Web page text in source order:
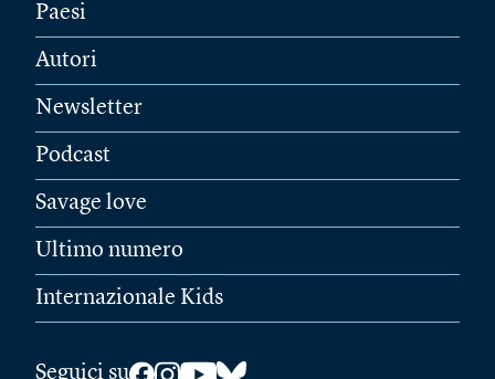
Paesi
Autori
Newsletter
Podcast
Savage love
Ultimo numero
Internazionale Kids
Seguici su